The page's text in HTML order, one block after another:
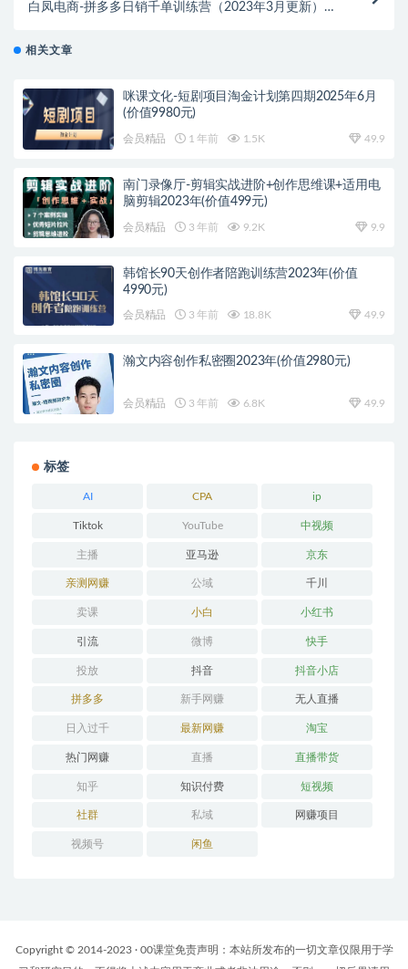
白凤电商-拼多多日销千单训练营（2023年3月更新）
相关文章
咪课文化-短剧项目淘金计划第四期2025年6月
(价值9980元)
会员精品 1 年前 1.5K 49.9
南门录像厅-剪辑实战进阶+创作思维课+适用电
脑剪辑2023年(价值499元)
会员精品 3 年前 9.2K 9.9
韩馆长90天创作者陪跑训练营2023年(价值
4990元)
会员精品 3 年前 18.8K 49.9
瀚文内容创作私密圈2023年(价值2980元)
会员精品 3 年前 6.8K 49.9
标签
AI CPA ip
Tiktok YouTube 中视频
主播 亚马逊 京东
亲测网赚 公域 千川
卖课 小白 小红书
引流 微博 快手
投放 抖音 抖音小店
拼多多 新手网赚 无人直播
日入过千 最新网赚 淘宝
热门网赚 直播 直播带货
知乎 知识付费 短视频
社群 私域 网赚项目
视频号 闲鱼
Copyright © 2014-2023 · 00课堂免责声明：本站所发布的一切文章仅限用于学